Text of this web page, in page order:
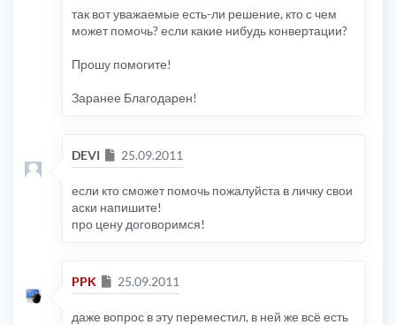
так вот уважаемые есть-ли решение, кто с чем
может помочь? если какие нибудь конвертации?
Прошу помогите!
Заранее Благодарен!
DEVI Сообщение
25.09.2011
если кто сможет помочь пожалуйста в личку свои
аски напишите!
про цену договоримся!
PPK Сообщение
25.09.2011
даже вопрос в эту переместил, в ней же всё есть